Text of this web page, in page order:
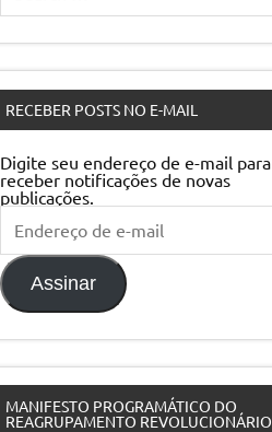
RECEBER POSTS NO E-MAIL
Digite seu endereço de e-mail para
receber notificações de novas
publicações.
Endereço
de
e-
mail
Assinar
MANIFESTO PROGRAMÁTICO DO
REAGRUPAMENTO REVOLUCIONÁRIO